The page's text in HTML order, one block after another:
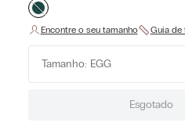
Tamanho: EGG
Esgotado